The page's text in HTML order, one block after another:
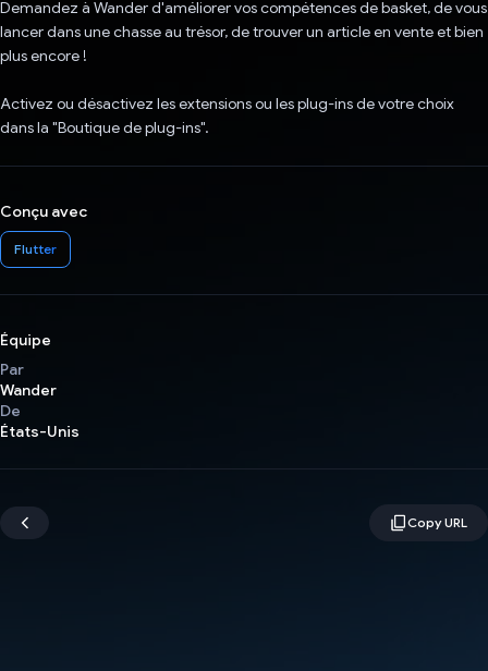
Demandez à Wander d'améliorer vos compétences de basket, de vous
lancer dans une chasse au trésor, de trouver un article en vente et bien
plus encore !
Activez ou désactivez les extensions ou les plug-ins de votre choix
dans la "Boutique de plug-ins".
Conçu avec
Flutter
Équipe
Par
Wander
De
États-Unis